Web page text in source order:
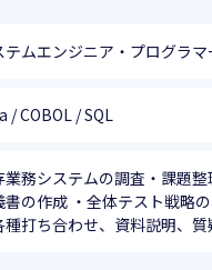
テムエンジニア・プログラマ
/ COBOL / SQL
業務システムの調査・課題
書の作成 ・全体テスト戦略
種打ち合わせ、資料説明、